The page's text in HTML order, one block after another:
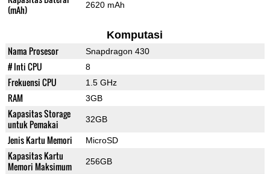
(mAh)
2620 mAh
Komputasi
Nama Prosesor Snapdragon 430
# Inti CPU 8
Frekuensi CPU 1.5 GHz
RAM 3GB
Kapasitas Storage
untuk Pemakai
32GB
Jenis Kartu Memori MicroSD
Kapasitas Kartu
Memori Maksimum
256GB